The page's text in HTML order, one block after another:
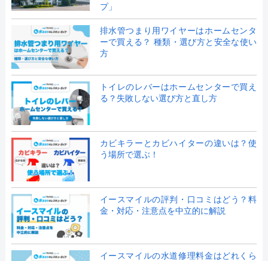
プ」
排水管つまり用ワイヤーはホームセンタ
ーで買える？ 種類・選び方と安全な使い
方
トイレのレバーはホームセンターで買え
る？失敗しない選び方と直し方
カビキラーとカビハイターの違いは？使
う場所で選ぶ！
イースマイルの評判・口コミはどう？料
金・対応・注意点を中立的に解説
イースマイルの水道修理料金はどれくら